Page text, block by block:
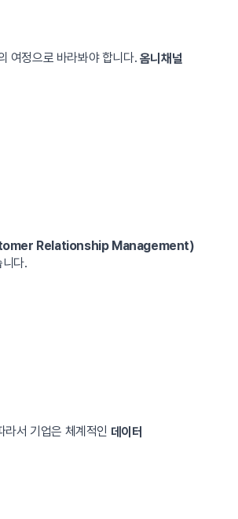
여정으로 바라봐야 합니다. 옴니채널
Relationship Management)
다.
서 기업은 체계적인 데이터